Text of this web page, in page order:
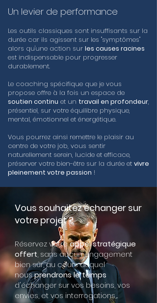
Un levier de performance
Les outils classiques sont insuffisants sur la
durée car ils agissent sur les "symptômes"
alors qu'une action sur les causes racines
est indispensable pour progresser
durablement.
Le coaching spécifique que je vous
propose offre à la fois un espace de
soutien continu et un travail en profondeur,
présentiel, sur votre équilibre physique,
mental, émotionnel et énergétique.
Vous pourrez ainsi remettre le plaisir au
centre de votre job, vous sentir
naturellement serein, lucide et efficace,
préserver votre bien-être sur la durée et vivre
pleinement votre passion !
Vous souhaitez échanger sur
votre projet ?
Réservez votreappel stratégique
offert, sans aucun engagement
bien sûr, au cours duquel
nousprendrons le temps
d'échanger sur vos besoins, vos
envies, et vos interrogations,...